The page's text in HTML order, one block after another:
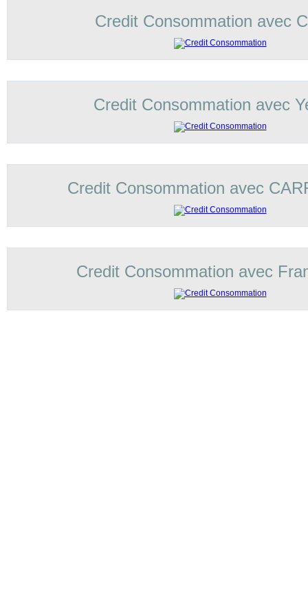
Credit Consommation avec
Credit Consommation avec
Credit Consommation avec
Credit Consommation avec